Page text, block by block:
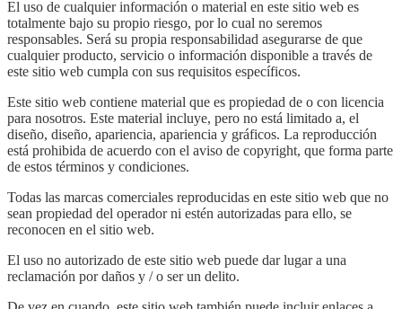
El uso de cualquier información o material en este sitio web es
totalmente bajo su propio riesgo, por lo cual no seremos
responsables. Será su propia responsabilidad asegurarse de que
cualquier producto, servicio o información disponible a través de
este sitio web cumpla con sus requisitos específicos.
Este sitio web contiene material que es propiedad de o con licencia
para nosotros. Este material incluye, pero no está limitado a, el
diseño, diseño, apariencia, apariencia y gráficos. La reproducción
está prohibida de acuerdo con el aviso de copyright, que forma parte
de estos términos y condiciones.
Todas las marcas comerciales reproducidas en este sitio web que no
sean propiedad del operador ni estén autorizadas para ello, se
reconocen en el sitio web.
El uso no autorizado de este sitio web puede dar lugar a una
reclamación por daños y / o ser un delito.